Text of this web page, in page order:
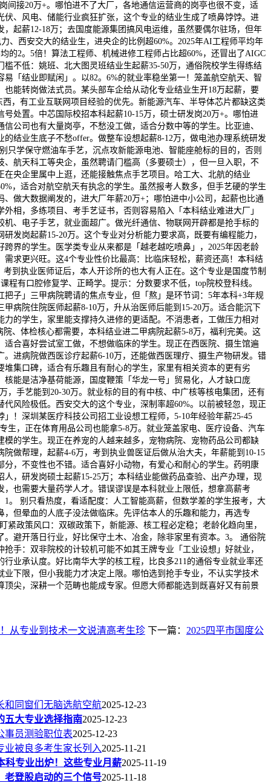
间接20万+。哪怕进不了大厂，各地通信运营商的岗亭也很不变，适
伏、风电、储能行业疯狂扩张，这个专业的结业生成了喷鼻饽饽。进
，起薪12-18万；去国度能源集团搞风电运维，虽然要偶尔驻场，但年
、西安交大的结业生，进央企的比例超60%。2025年AI工程师平均年
的2。5倍！算法工程师、机械进修工程师占比超60%，还冒出了AIGC
槛不低：姚班、北大图灵班结业生起薪35-50万，通俗院校学生得练结
易「结业即赋闲」。以82。6%的就业率稳坐第一！笼盖航空航天、智
也能转岗做法式员。某头部车企给从动化专业结业生开18万起薪，要
西，有工业互联网项目经验的优先。新能源汽车、半导体芯片都缺这类
号处置。中芯国际校招本科起薪10-15万，硕士研发岗20万+。哪怕进
公司也有大量岗亭，不愁没工做，适合分数中等的学生。比亚迪、
的结业生底子不愁offer。做整车设想起薪8-12万，做电池办理系统研发
只学保守燃油车手艺，沉点攻新能源电池、智能座舱标的目的，否则
、航天科工等央企，虽然聘请门槛高（多要硕士），但一旦入职，不
在央企里属中上逛，还能接触焦点手艺项目。哈工大、北航的结业
，适合对航空航天有执念的学生。虽然报考人数多，但手艺硬的学生
、做大数据阐发的，进大厂年薪20万+；哪怕进中小公司，起薪也比通
相，多练项目、考手艺证书，否则容易陷入「本科结业难进大厂」
机、电子手艺，就业面超广。做光纤通信、物联网开辟都是抢手标的
发岗起薪15-20万。这个专业对分析能力要求高，既要有编程能力，
跨界的学生。医学类专业从来都是「越老越吃喷鼻」，2025年因老龄
需求更兴旺。这4个专业性价比最高：比临床轻松，薪资还高！本科结
考到执业医师证后，本人开诊所的也大有人正在。这个专业是国度节制
程有口腔修复学、正畸学。提示：分数要求不低，top院校登科线。
子」三甲病院聘请的焦点专业，但「熬」是环节词：5年本科+3年规
甲病院住院医师起薪8-10万，升从治医师后能到15-20万。适合能沉下
力的学生，家里能支撑持久进修的更适配。不消患者，工做压力相对
院、体检核心都需要，本科结业进二甲病院起薪5-8万，福利完美。这
适合喜好尝试室工做，不想做临床的学生。现正在西医院、摄生馆遍
。进病院做西医诊疗起薪6-10万，还能做西医理疗、摄生产物研发。错
堆集口碑，适合有乐趣且有耐心的学生，家里有相关资本的更有劣
核能是洁净基荷能源，国度鞭策「华龙一号」贸易化，人才缺口庞
，手艺能到20-30万。就业标的目的有中核、中广核等核电集团，还有
代风险极低。西安交大的这个专业，深制率超60%。以前被轻忽，现正
」！深圳某医疗科技公司招工业设想工程师，5-10年经验年薪25-45
生，正在体育用品公司也能拿5-8万。就业笼盖家电、医疗设备、汽车
模的学生。现正在养宠的人越来越多，宠物病院、宠物药品公司都缺
院做帮理，起薪4-6万，考到执业兽医证后做从治大夫，年薪能到10-15
分，不变性也不错。适合喜好小动物，有爱心和耐心的学生。药明康
人，研发岗硕士起薪15-25万；本科结业能做药品查验、出产办理，现
，也需要大量药学人才。错误谬误是本科就业上限低，想拿高薪考
1。 别只看热度，看适配度：人工智能高薪，但数学差的学生报考，大
，但晕血的人底子没法做临床。先评估本人的乐趣和能力，再选专
紧政策风口：双碳政策下，新能源、核工程必定稳；老龄化趋向里，
。避开落日行业，好比保守土木、冶金，除非家里有资本。3。 通俗院
手：双非院校的计较机可能不如其王牌专业「工业设想」好就业，
行业承认度。好比南华大学的核工程，比良多211的通俗专业就业率还
业下限，但小我能力才决定上限。哪怕选到抢手专业，不认实学技术
顶尖，深耕一个范畴也能成专家。但愿大师都能选到既喜好又有前景
从专业到技术一文说清高考生珍 下一篇： 2025四平市国度公
和同窗们无脑选航空航2025-12-23
五大专业选择指南2025-12-23
事员测验职位表2025-12-23
业被良多考生家长列入2025-11-21
科专业出炉！这些专业月薪2025-11-19
老登股启动的三个信号2025-11-18